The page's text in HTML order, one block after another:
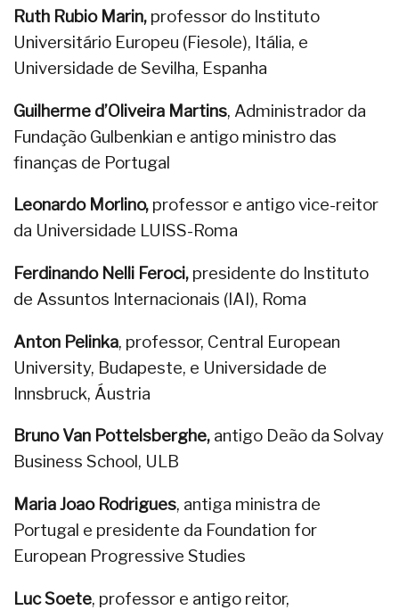
Ruth Rubio Marin, professor do Instituto
Universitário Europeu (Fiesole), Itália, e
Universidade de Sevilha, Espanha
Guilherme d’Oliveira Martins, Administrador da
Fundação Gulbenkian e antigo ministro das
finanças de Portugal
Leonardo Morlino, professor e antigo vice-reitor
da Universidade LUISS-Roma
Ferdinando Nelli Feroci, presidente do Instituto
de Assuntos Internacionais (IAI), Roma
Anton Pelinka, professor, Central European
University, Budapeste, e Universidade de
Innsbruck, Áustria
Bruno Van Pottelsberghe, antigo Deão da Solvay
Business School, ULB
Maria Joao Rodrigues, antiga ministra de
Portugal e presidente da Foundation for
European Progressive Studies
Luc Soete, professor e antigo reitor,